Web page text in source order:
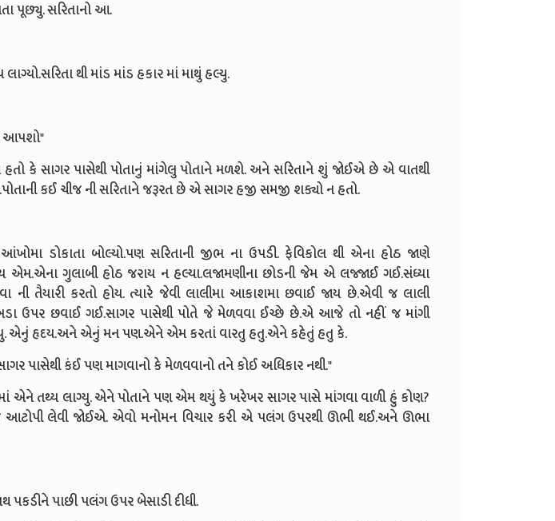
પૂછ્યુ. સરિતાનો આ.
થી માંડ માંડ હકાર માં માથું હલ્યુ.
આપશો"
હતો કે સાગર પાસેથી પોતાનું માંગેલુ પોતાને મળશે. અને સરિતાને શું જોઈએ છે એ વાતથી
કઈ ચીજ ની સરિતાને જરૂરત છે એ સાગર હજી સમજી શક્યો ન હતો.
ડોકાતા બોલ્યો.પણ સરિતાની જીભ ના ઉપડી. ફેવિકોલ થી એના હોઠ જાણે
એમ.એના ગુલાબી હોઠ જરાય ન હલ્યા.લજામણીના છોડની જેમ એ લજ્જાઈ ગઈ.સંધ્યા
તૈયારી કરતો હોય. ત્યારે જેવી લાલીમા આકાશમા છવાઈ જાય છે.એવી જ લાલી
ઉપર છવાઈ ગઈ.સાગર પાસેથી પોતે જે મેળવવા ઈચ્છે છે.એ આજે તો નહીં જ માંગી
એનું હૃદય.અને એનું મન પણ.એને એમ કરતાં વારતુ હતુ.એને કહેતું હતુ કે.
પાસેથી કંઈ પણ માગવાનો કે મેળવવાનો તને કોઈ અધિકાર નથી."
એને તથ્ય લાગ્યુ. એને પોતાને પણ એમ થયું કે ખરેખર સાગર પાસે માંગવા વાળી હું કોણ?
લેવી જોઈએ. એવો મનોમન વિચાર કરી એ પલંગ ઉપરથી ઊભી થઈ.અને ઊભા
પકડીને પાછી પલંગ ઉપર બેસાડી દીધી.